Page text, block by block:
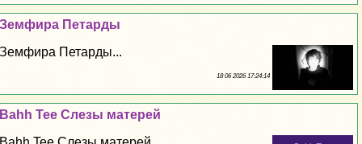
Земфира Петарды
Земфира Петарды...
18 06 2026 17:24:14
Bahh Tee Слезы матерей